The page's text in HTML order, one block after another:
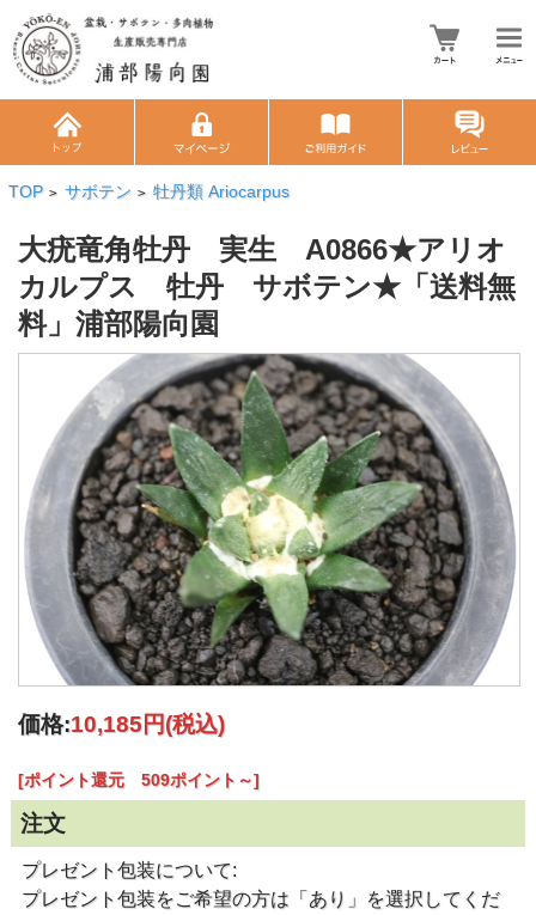
TOP > サボテン > 牡丹類 Ariocarpus
大疣竜角牡丹 実生 A0866★アリオ
カルプス 牡丹 サボテン★「送料無
料」浦部陽向園
価格:10,185円(税込)
[ポイント還元 509ポイント～]
注文
プレゼント包装について:
プレゼント包装をご希望の方は「あり」を選択してくだ